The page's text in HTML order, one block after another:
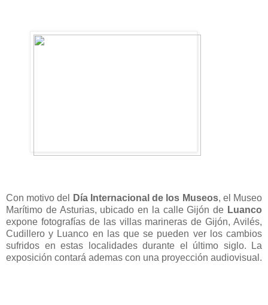
Con motivo del Día Internacional de los Museos, el Museo
Marítimo de Asturias, ubicado en la calle Gijón de Luanco
expone fotografías de las villas marineras de Gijón, Avilés,
Cudillero y Luanco en las que se pueden ver los cambios
sufridos en estas localidades durante el último siglo. La
exposición contará ademas con una proyección audiovisual.